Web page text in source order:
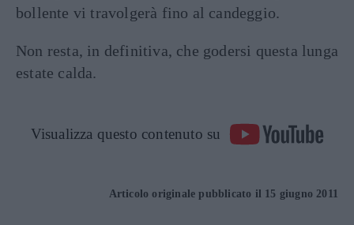
bollente vi travolgerà fino al candeggio.
Non resta, in definitiva, che godersi questa lunga
estate calda.
Visualizza questo contenuto su
Articolo originale pubblicato il 15 giugno 2011